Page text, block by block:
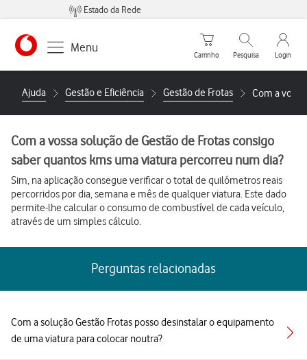
Estado da Rede
Menu
Carrinho de compras
Carrinho
Pesquisar
Pesquisa
My
Login
Ajuda Gestão e Eficiência Gestão de Frotas Com a
Com a vossa solução de Gestão de Frotas consigo
saber quantos kms uma viatura percorreu num dia?
Sim, na aplicação consegue verificar o total de quilómetros reais
percorridos por dia, semana e mês de qualquer viatura. Este dado
permite-lhe calcular o consumo de combustível de cada veículo,
através de um simples cálculo.
Perguntas relacionadas
Com a solução Gestão Frotas posso desinstalar o equipamento
de uma viatura para colocar noutra?